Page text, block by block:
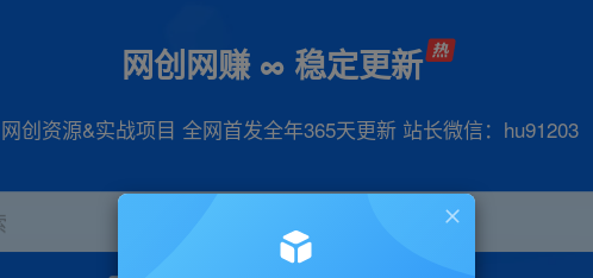
网创网赚 ∞ 稳定更新
网创资源&实战项目 全网首发全年365天更新 站长微信：hu91203